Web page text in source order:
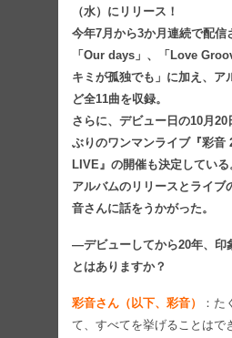
（水）にリリース！
今年7月から3か月連続で配信
「Our days」、「Love
キミが孤独でも」に加え、ア
ど全11曲を収録。
さらに、デビュー日の10月20
ぶりのワンマンライブ『彩
LIVE』の開催も決定している
アルバムのリリースとライブ
音さんに話をうかがった。
―デビューしてから20年、印
とはありますか？
彩音さん（以下、彩音）
：た
て、すべてを挙げることはで